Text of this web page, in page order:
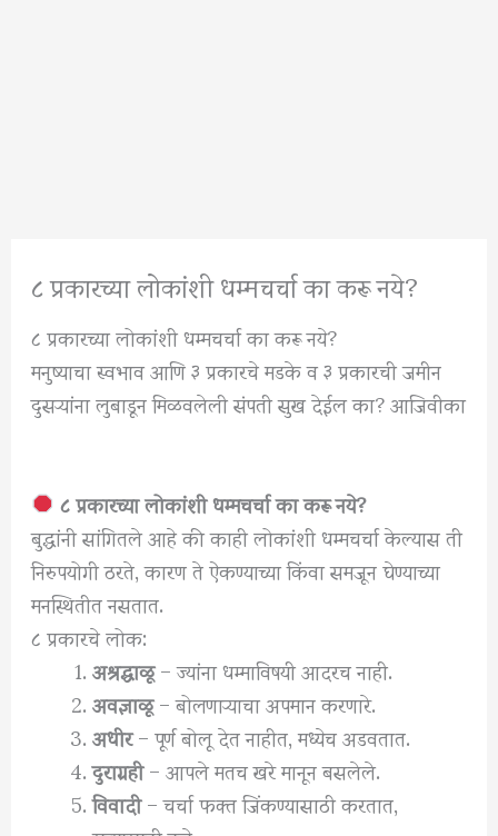
८ प्रकारच्या लोकांशी धम्मचर्चा का करू नये?
८ प्रकारच्या लोकांशी धम्मचर्चा का करू नये?
मनुष्याचा स्वभाव आणि ३ प्रकारचे मडके व ३ प्रकारची जमीन
दुसऱ्यांना लुबाडून मिळवलेली संपती सुख देईल का? आजिवीका
८ प्रकारच्या लोकांशी धम्मचर्चा का करू नये?
बुद्धांनी सांगितले आहे की काही लोकांशी धम्मचर्चा केल्यास ती
निरुपयोगी ठरते, कारण ते ऐकण्याच्या किंवा समजून घेण्याच्या
मनस्थितीत नसतात.
८ प्रकारचे लोक:
अश्रद्धाळू– ज्यांना धम्माविषयी आदरच नाही.
अवज्ञाळू– बोलणाऱ्याचा अपमान करणारे.
अधीर– पूर्ण बोलू देत नाहीत, मध्येच अडवतात.
दुराग्रही– आपले मतच खरे मानून बसलेले.
विवादी– चर्चा फक्त जिंकण्यासाठी करतात,